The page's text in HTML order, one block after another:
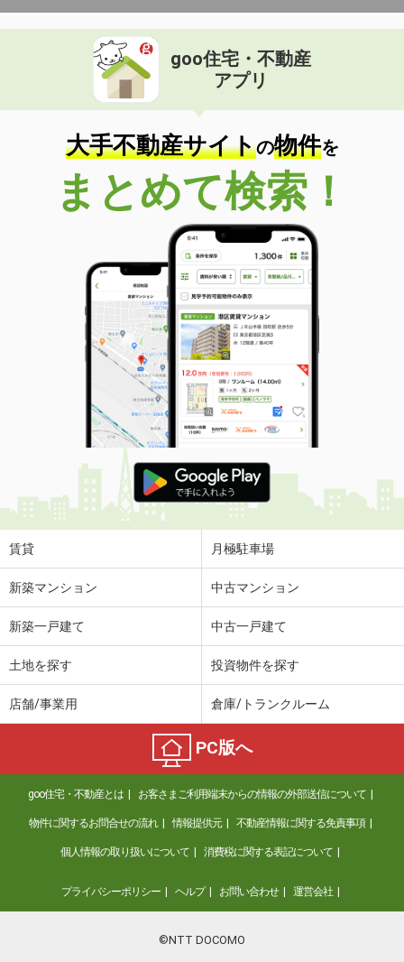
goo住宅・不動産
アプリ
大手不動産サイトの物件を
まとめて検索！
賃貸 月極駐車場
新築マンション 中古マンション
新築一戸建て 中古一戸建て
土地を探す 投資物件を探す
店舗/事業用 倉庫/トランクルーム
PC版へ
goo住宅・不動産とは お客さまご利用端末からの情報の外部送信について
物件に関するお問合せの流れ 情報提供元 不動産情報に関する免責事項
個人情報の取り扱いについて 消費税に関する表記について
プライバシーポリシー ヘルプ お問い合わせ 運営会社
©NTT DOCOMO